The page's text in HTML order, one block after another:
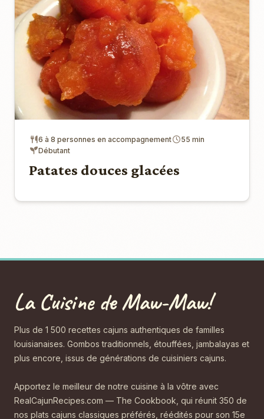
6 à 8 personnes en accompagnement
55 min
Débutant
Patates douces glacées
La Cuisine de Maw-Maw!
Plus de 1 500 recettes cajuns authentiques de familles
louisianaises. Gombos traditionnels, étouffées, jambalayas et
plus encore, issus de générations de cuisiniers cajuns.
Apportez le meilleur de notre cuisine à la vôtre avec
RealCajunRecipes.com — The Cookbook, qui réunit 350 de
nos plats cajuns classiques préférés, réédités pour son 15e